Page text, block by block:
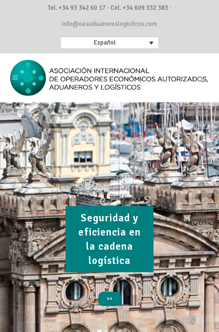
Tel. +34 93 342 60 17 · Cel. +34 609 332 383 ·
info@oeaaduaneroslogisticos.com
Español
Seguridad y
eficiencia en
la cadena
logística
>>